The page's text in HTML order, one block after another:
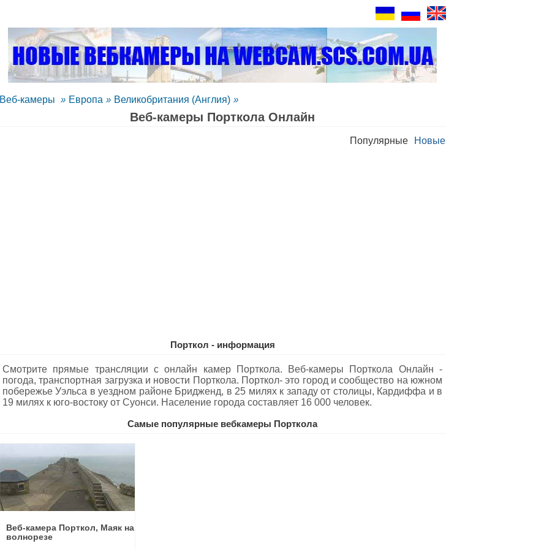
Веб-камеры » Европа » Великобритания (Англия) »
Веб-камеры Порткола Oнлайн
Новые
Популярные
Порткол - информация
Смотрите прямые трансляции с онлайн камер Порткола. Веб-камеры Порткола Oнлайн -
погода, транспортная загрузка и новости Порткола. Порткол- это город и сообщество на южном
побережье Уэльса в уездном районе Бридженд, в 25 милях к западу от столицы, Кардиффа и в
19 милях к юго-востоку от Суонси. Население города составляет 16 000 человек.
Самые популярные вебкамеры Порткола
Веб-камера Порткол, Маяк на
волнорезе